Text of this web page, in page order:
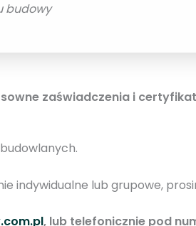
budowy
zaświadczenia i
indywidualne lub grupowe,
, lub telefonicznie pod